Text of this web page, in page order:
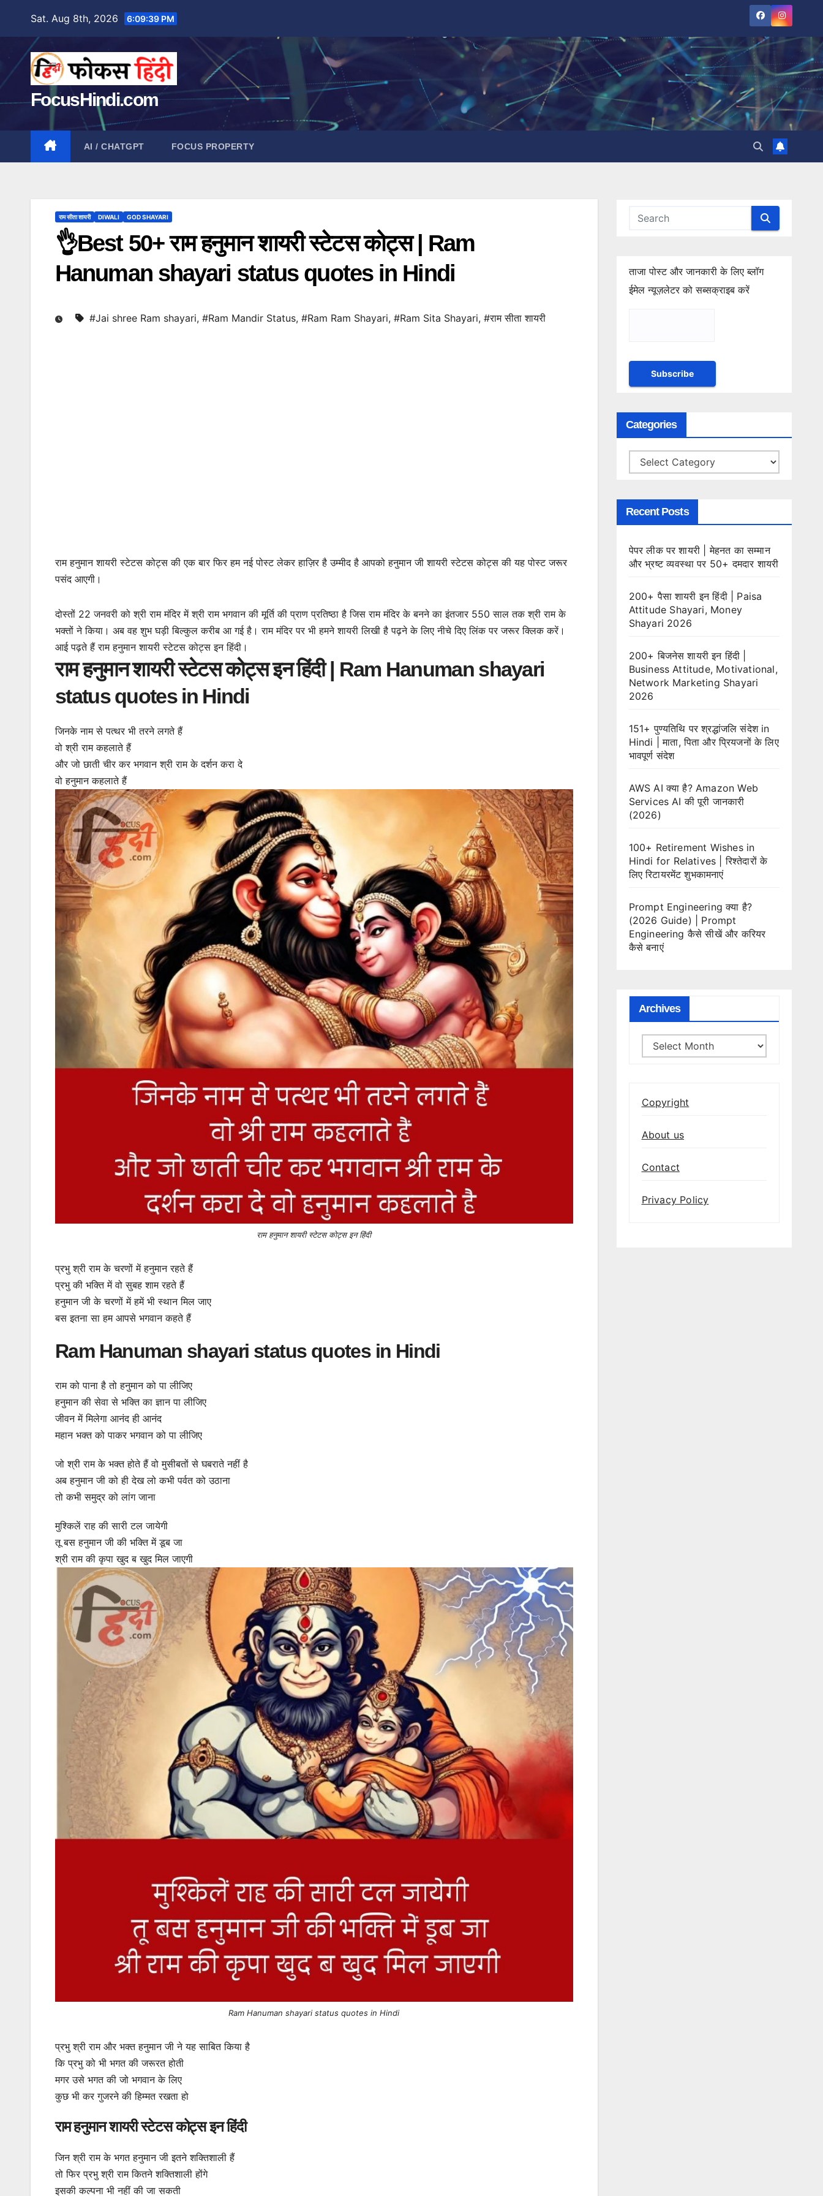
content
Sat. Aug 8th, 2026 6:09:41 PM
FocusHindi.com
AI / CHATGPT FOCUS PROPERTY
राम सीता शायरी DIWALI GOD SHAYARI
👌Best 50+ राम हनुमान शायरी स्टेटस कोट्स | Ram
Hanuman shayari status quotes in Hindi
#Jai shree Ram shayari, #Ram Mandir Status, #Ram Ram Shayari, #Ram Sita Shayari, #राम सीता शायरी
राम हनुमान शायरी स्टेटस कोट्स की एक बार फिर हम नई पोस्ट लेकर हाज़िर है उम्मीद है आपको हनुमान जी शायरी स्टेटस कोट्स की यह पोस्ट जरूर
पसंद आएगी।
दोस्तों 22 जनवरी को श्री राम मंदिर में श्री राम भगवान की मूर्ति की प्राण प्रतिष्ठा है जिस राम मंदिर के बनने का इंतजार 550 साल तक श्री राम के
भक्तों ने किया। अब वह शुभ घड़ी बिल्कुल करीब आ गई है। राम मंदिर पर भी हमने शायरी लिखी है पढ़ने के लिए नीचे दिए लिंक पर जरूर क्लिक करें।
आई पढ़ते हैं राम हनुमान शायरी स्टेटस कोट्स इन हिंदी।
राम हनुमान शायरी स्टेटस कोट्स इन हिंदी | Ram Hanuman shayari
status quotes in Hindi
जिनके नाम से पत्थर भी तरने लगते हैं
वो श्री राम कहलाते हैं
और जो छाती चीर कर भगवान श्री राम के दर्शन करा दे
वो हनुमान कहलाते हैं
राम हनुमान शायरी स्टेटस कोट्स इन हिंदी
प्रभु श्री राम के चरणों में हनुमान रहते हैं
प्रभु की भक्ति में वो सुबह शाम रहते हैं
हनुमान जी के चरणों में हमें भी स्थान मिल जाए
बस इतना सा हम आपसे भगवान कहते हैं
Ram Hanuman shayari status quotes in Hindi
राम को पाना है तो हनुमान को पा लीजिए
हनुमान की सेवा से भक्ति का ज्ञान पा लीजिए
जीवन में मिलेगा आनंद ही आनंद
महान भक्त को पाकर भगवान को पा लीजिए
जो श्री राम के भक्त होते हैं वो मुसीबतों से घबराते नहीं है
अब हनुमान जी को ही देख लो कभी पर्वत को उठाना
तो कभी समुद्र को लांग जाना
मुश्किलें राह की सारी टल जायेगी
तू बस हनुमान जी की भक्ति में डूब जा
श्री राम की कृपा खुद ब खुद मिल जाएगी
Ram Hanuman shayari status quotes in Hindi
प्रभु श्री राम और भक्त हनुमान जी ने यह साबित किया है
कि प्रभु को भी भगत की जरूरत होती
मगर उसे भगत की जो भगवान के लिए
कुछ भी कर गुजरने की हिम्मत रखता हो
राम हनुमान शायरी स्टेटस कोट्स इन हिंदी
जिन श्री राम के भगत हनुमान जी इतने शक्तिशाली हैं
तो फिर प्रभु श्री राम कितने शक्तिशाली होंगे
इसकी कल्पना भी नहीं की जा सकती
ताजा पोस्ट और जानकारी के लिए ब्लॉग
ईमेल न्यूज़लेटर को सब्सक्राइब करें
Categories
Categories
Recent Posts
पेपर लीक पर शायरी | मेहनत का सम्मान
और भ्रष्ट व्यवस्था पर 50+ दमदार शायरी
200+ पैसा शायरी इन हिंदी | Paisa
Attitude Shayari, Money
Shayari 2026
200+ बिजनेस शायरी इन हिंदी |
Business Attitude, Motivational,
Network Marketing Shayari
2026
151+ पुण्यतिथि पर श्रद्धांजलि संदेश in
Hindi | माता, पिता और प्रियजनों के लिए
भावपूर्ण संदेश
AWS AI क्या है? Amazon Web
Services AI की पूरी जानकारी
(2026)
100+ Retirement Wishes in
Hindi for Relatives | रिश्तेदारों के
लिए रिटायरमेंट शुभकामनाएं
Prompt Engineering क्या है?
(2026 Guide) | Prompt
Engineering कैसे सीखें और करियर
कैसे बनाएं
Archives
Archives
Copyright
About us
Contact
Privacy Policy